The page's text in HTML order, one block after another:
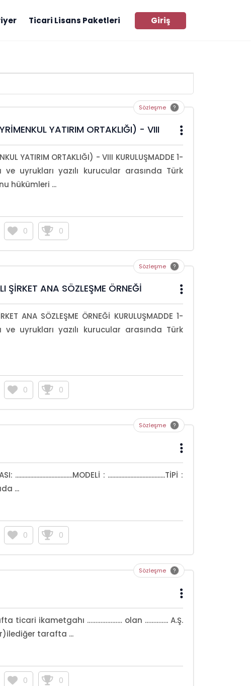
Ticari Lisans Paketleri Giriş
Sözleşme
YATIRIM ORTAKLIĞI) - VIII
YATIRIM ORTAKLIĞI) - VIII KURULUŞMADDE 1-
uyrukları yazılı kurucular arasında Türk
hükümleri ...
0 0
Sözleşme
ŞİRKET ANA SÖZLEŞME ÖRNEĞİ
ANA SÖZLEŞME ÖRNEĞİ KURULUŞMADDE 1-
uyrukları yazılı kurucular arasında Türk
0 0
Sözleşme
: ......................................TİPİ :
...
0 0
Sözleşme
ticari ikametgahı ………………… olan ………….. A.Ş.
tarafta ...
0 0